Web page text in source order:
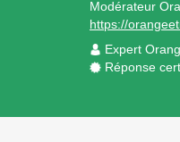
Modérateur
https://
Expert
Réponse